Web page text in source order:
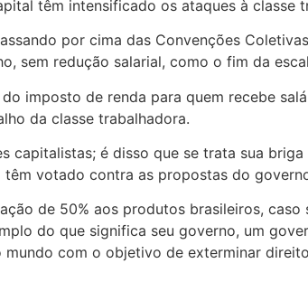
têm intensificado os ataques à classe
por cima das Convenções
sem redução salarial, como o fim da
imposto de renda para quem recebe
da classe trabalhadora.
capitalistas; é disso que se trata sua
votado contra as propostas do
de 50% aos produtos brasileiros,
do que significa seu governo, um
com o objetivo de exterminar